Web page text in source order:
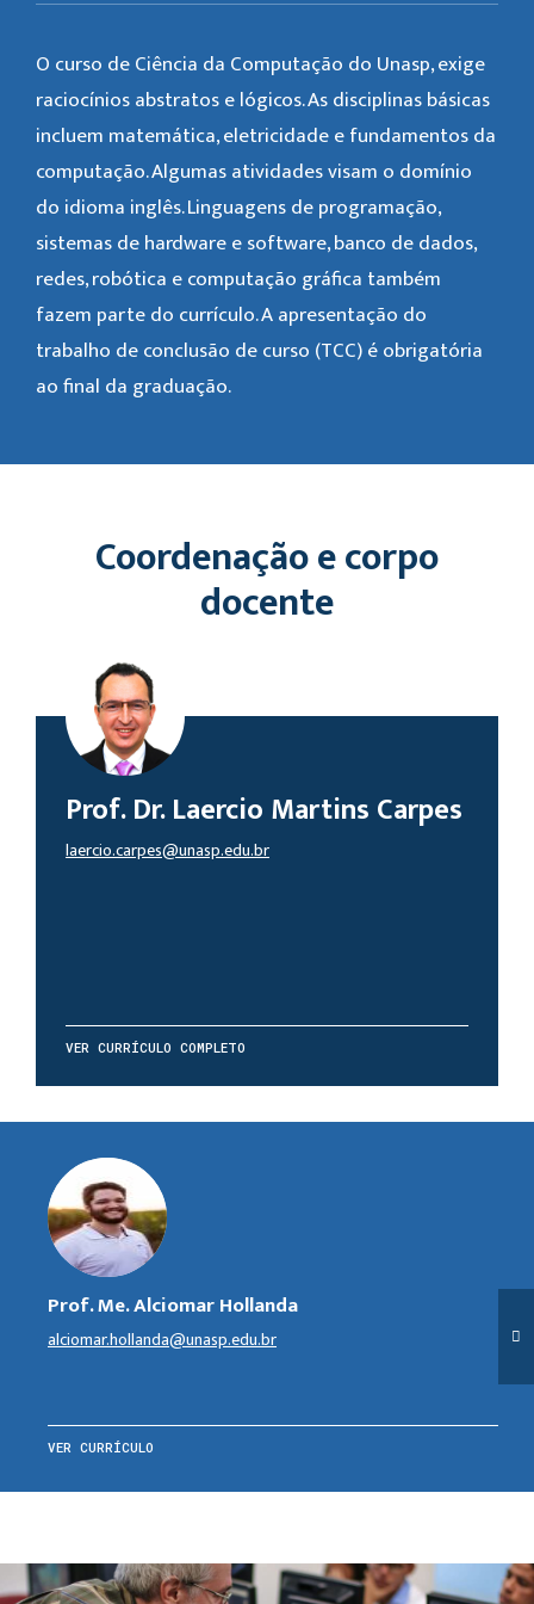
O curso de Ciência da Computação do Unasp, exige
raciocínios abstratos e lógicos. As disciplinas básicas
incluem matemática, eletricidade e fundamentos da
computação. Algumas atividades visam o domínio
do idioma inglês. Linguagens de programação,
sistemas de hardware e software, banco de dados,
redes, robótica e computação gráfica também
fazem parte do currículo. A apresentação do
trabalho de conclusão de curso (TCC) é obrigatória
ao final da graduação.
Coordenação e corpo
docente
Prof. Dr. Laercio Martins Carpes
laercio.carpes@unasp.edu.br
VER CURRÍCULO COMPLETO
Prof. Me. Alciomar Hollanda
alciomar.hollanda@unasp.edu.br
VER CURRÍCULO